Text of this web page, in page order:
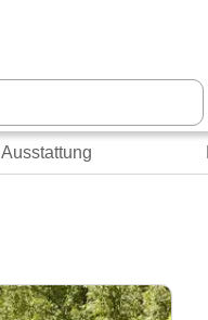
Ausstattung